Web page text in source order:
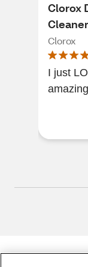
Clorox
31.30 oz
Clorox
I just